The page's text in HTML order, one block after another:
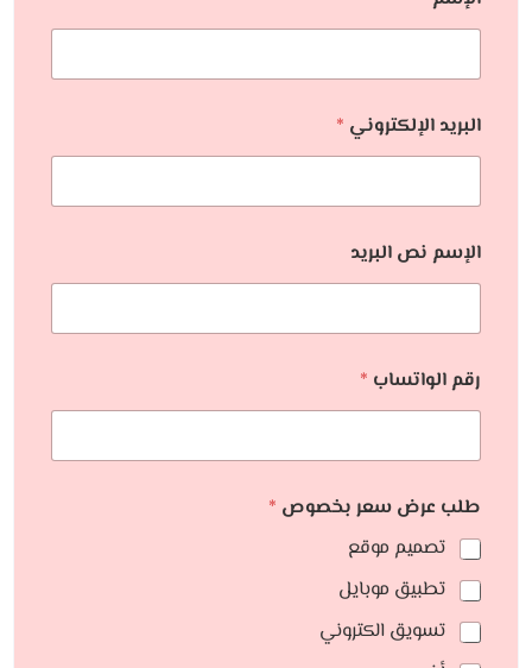
البريد الإلكتروني *
الإسم نص البريد
رقم الواتساب *
طلب عرض سعر بخصوص *
تصميم موقع
تطبيق موبايل
تسويق الكتروني